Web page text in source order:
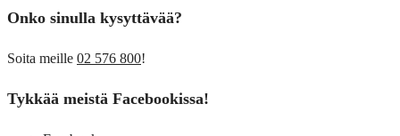
Onko sinulla kysyttävää?
Soita meille 02 576 800!
Tykkää meistä Facebookissa!